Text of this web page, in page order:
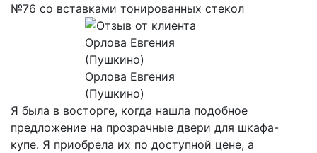
№76 со вставками тонированных стекол
Орлова Евгения
(Пушкино)
Я была в восторге, когда нашла подобное
предложение на прозрачные двери для шкафа-
купе. Я приобрела их по доступной цене, а